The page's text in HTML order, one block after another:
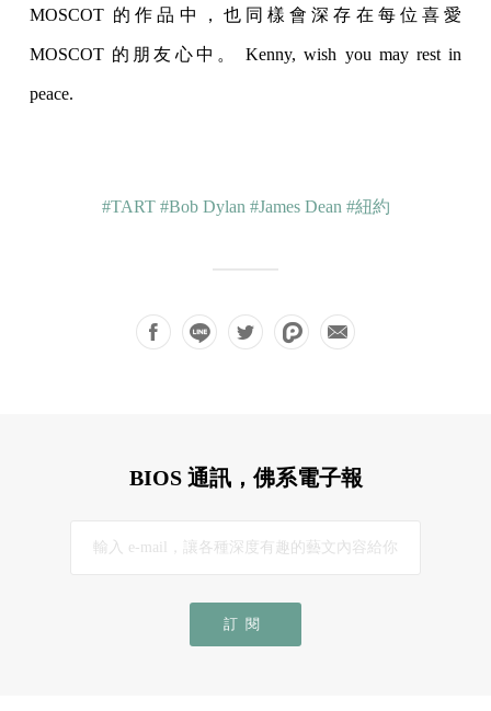
MOSCOT 的作品中，也同樣會深存在每位喜愛
MOSCOT 的朋友心中。 Kenny, wish you may rest in
peace.
#TART #Bob Dylan #James Dean #紐約
BIOS 通訊，佛系電子報
訂閱